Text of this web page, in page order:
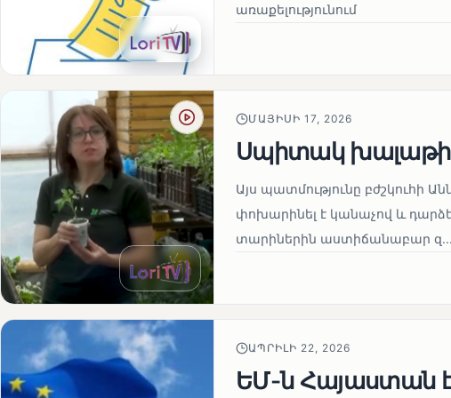
առաքելությունում
ՄԱՅԻՍԻ 17, 2026
Սպիտակ
Այս պատմությունը բժշկուհի
փոխարինել է կանաչով և
տարիներին աստիճանաբար զ...
ԱՊՐԻԼԻ 22, 2026
ԵՄ-ն Հայաստան է